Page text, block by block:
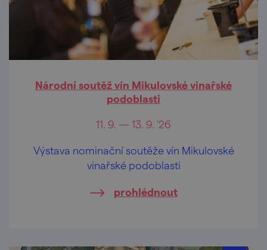
Národní soutěž vín Mikulovské vinařské
podoblasti
11. 9. — 13. 9. '26
Výstava nominační soutěže vín Mikulovské
vinařské podoblasti
prohlédnout